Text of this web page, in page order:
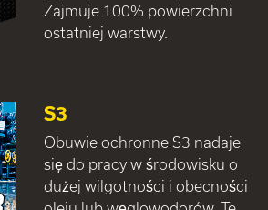
Zajmuje 100% powierzchni
ostatniej warstwy.
S3
Obuwie ochronne S3 nadaje
się do pracy w środowisku o
dużej wilgotności i obecności